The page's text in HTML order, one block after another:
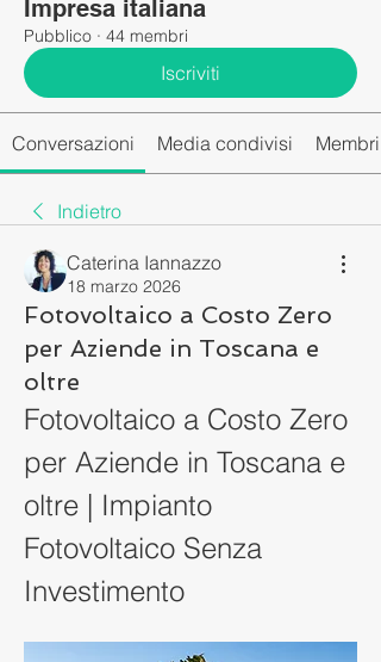
Impresa italiana
Pubblico · 44 membri
Iscriviti
Conversazioni Media condivisi
Indietro
Caterina Iannazzo
18 marzo 2026
Fotovoltaico a Costo Zero
per Aziende in Toscana e
oltre
Fotovoltaico a Costo Zero
per Aziende in Toscana e
oltre | Impianto
Fotovoltaico Senza
Investimento